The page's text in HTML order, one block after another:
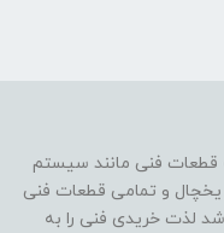
قطعات فنی مانند سیستم
و تمامی قطعات فنی
شد لذت خریدی فنی را به